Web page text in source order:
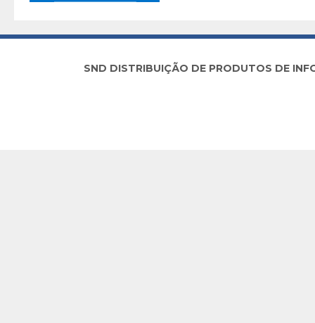
SND DISTRIBUIÇÃO DE PRODUTOS DE